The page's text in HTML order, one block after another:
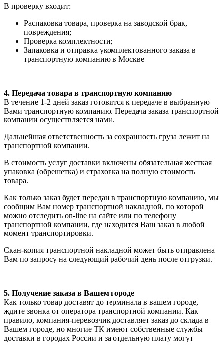
В проверку входит:
Распаковка товара, проверка на заводской брак,
повреждения;
Проверка комплектности;
Запаковка и отправка укомплектованного заказа в
транспортную компанию в Москве
4. Передача товара в транспортную компанию
В течение 1-2 дней заказ готовится к передаче в выбранную
Вами транспортную компанию. Передача заказа транспортной
компании осуществляется нами.
Дальнейшая ответственность за сохранность груза лежит на
транспортной компании.
В стоимость услуг доставки включены обязательная жесткая
упаковка (обрешетка) и страховка на полную стоимость
товара.
Как только заказ будет передан в транспортную компанию, мы
сообщим Вам номер транспортной накладной, по которой
можно отследить on-line на сайте или по телефону
транспортной компании, где находится Ваш заказ в любой
момент транспортировки.
Скан-копия транспортной накладной может быть отправлена
Вам по запросу на следующий рабочий день после отгрузки.
5. Получение заказа в Вашем городе
Как только товар доставят до терминала в вашем городе,
ждите звонка от оператора транспортной компании. Как
правило, компания-перевозчик доставляет заказ до склада в
Вашем городе, но многие ТК имеют собственные службы
доставки в городах России и за отдельную плату могут